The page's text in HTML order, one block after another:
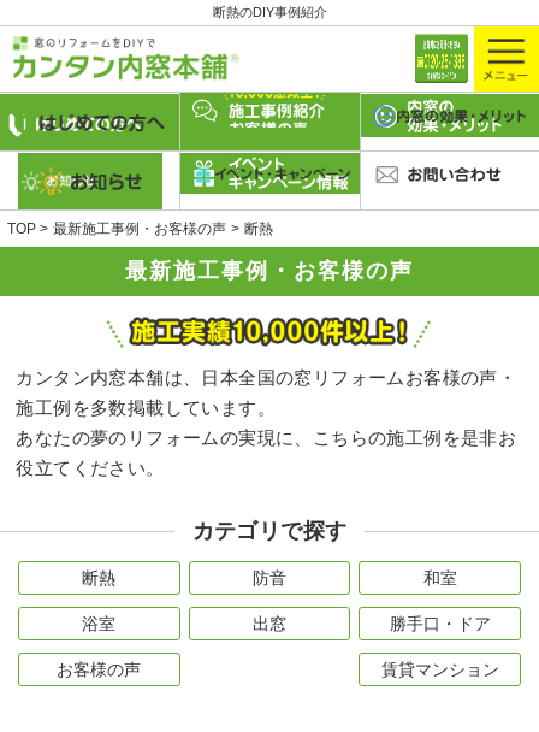
断熱のDIY事例紹介
最新施工事例・お客様の声
TOP 最新施工事例・お客様の声 断熱
カンタン内窓本舗は、日本全国の窓リフォームお客様の声・
施工例を多数掲載しています。
あなたの夢のリフォームの実現に、こちらの施工例を是非お
役立てください。
カテゴリで探す
断熱 防音 和室
浴室 出窓 勝手口・ドア
お客様の声 賃貸マンション